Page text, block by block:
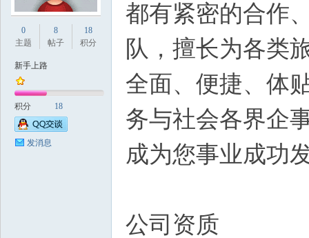
0
主题
8
帖子
18
积分
新手上路
积分 18
发消息
都有紧密的合作
队，擅长为各类
全面、便捷、体
务与社会各界企
成为您事业成功
公